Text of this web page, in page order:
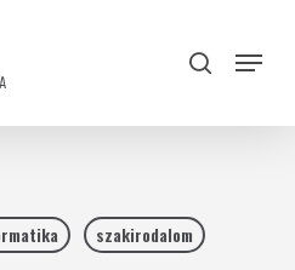
search
Menu
szakirodalom
Close